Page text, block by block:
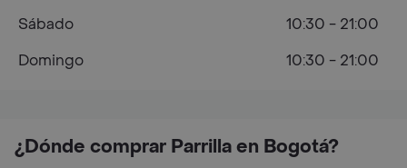
¿Dónde comprar Parrilla en Bogotá?
Sábado
10:30 - 21:00
Domingo
10:30 - 21:00